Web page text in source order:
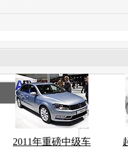
2011年重磅中级车